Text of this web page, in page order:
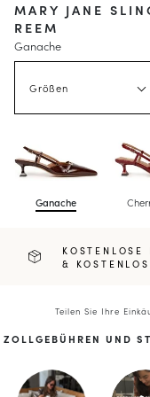
MARY JANE
REEM
Ganache
Größen
Ganache
&
Teilen Sie Ihre
ZOLLGEBÜHREN UND